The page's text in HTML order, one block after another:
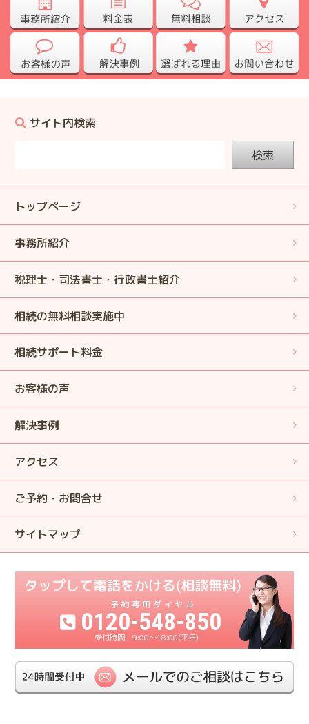
サイト内検索
検索
トップページ
事務所紹介
税理士・司法書士・行政書士紹介
相続の無料相談実施中
相続サポート料金
お客様の声
解決事例
アクセス
ご予約・お問合せ
サイトマップ
0120-548-850
9:00〜18:00(平日)